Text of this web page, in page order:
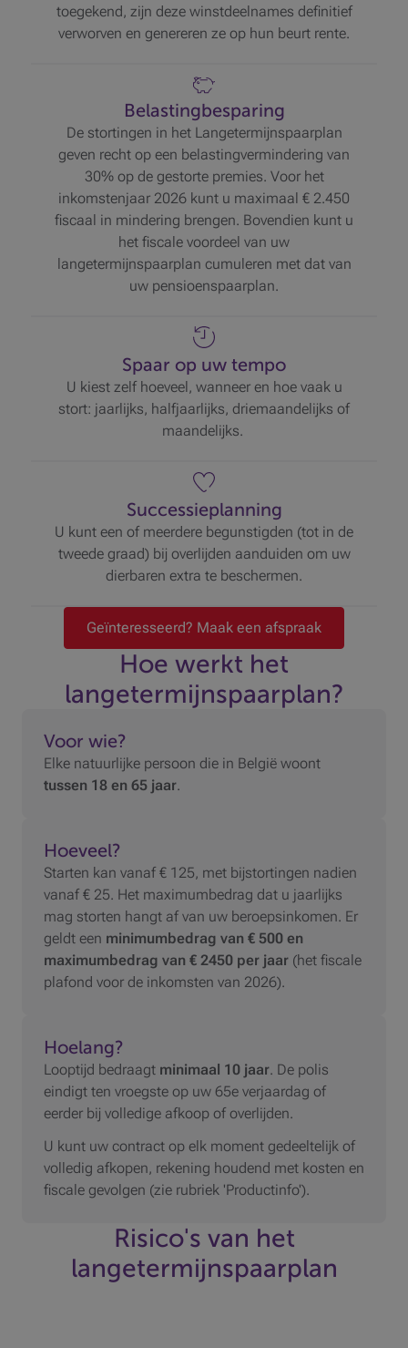
toegekend, zijn deze winstdeelnames definitief
verworven en genereren ze op hun beurt rente.
Belastingbesparing
De stortingen in het Langetermijnspaarplan
geven recht op een belastingvermindering van
30% op de gestorte premies. Voor het
inkomstenjaar 2026 kunt u maximaal € 2.450
fiscaal in mindering brengen. Bovendien kunt u
het fiscale voordeel van uw
langetermijnspaarplan cumuleren met dat van
uw pensioenspaarplan.
Spaar op uw tempo
U kiest zelf hoeveel, wanneer en hoe vaak u
stort: jaarlijks, halfjaarlijks, driemaandelijks of
maandelijks.
Successieplanning
U kunt een of meerdere begunstigden (tot in de
tweede graad) bij overlijden aanduiden om uw
dierbaren extra te beschermen.
Geïnteresseerd? Maak een afspraak
Hoe werkt het
langetermijnspaarplan?
Voor wie?
Elke natuurlijke persoon die in België woont
tussen 18 en 65 jaar.
Hoeveel?
Starten kan vanaf € 125, met bijstortingen nadien
vanaf € 25. Het maximumbedrag dat u jaarlijks
mag storten hangt af van uw beroepsinkomen. Er
geldt een minimumbedrag van € 500 en
maximumbedrag van € 2450 per jaar (het fiscale
plafond voor de inkomsten van 2026).
Hoelang?
Looptijd bedraagt minimaal 10 jaar. De polis
eindigt ten vroegste op uw 65e verjaardag of
eerder bij volledige afkoop of overlijden.
U kunt uw contract op elk moment gedeeltelijk of
volledig afkopen, rekening houdend met kosten en
fiscale gevolgen (zie rubriek 'Productinfo').
Risico's van het
langetermijnspaarplan